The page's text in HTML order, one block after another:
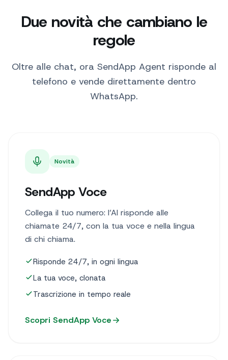
Due novità che cambiano le
regole
Oltre alle chat, ora SendApp Agent risponde al
telefono e vende direttamente dentro
WhatsApp.
Novità
SendApp Voce
Collega il tuo numero: l’AI risponde alle
chiamate 24/7, con la tua voce e nella lingua
di chi chiama.
Risponde 24/7, in ogni lingua
La tua voce, clonata
Trascrizione in tempo reale
Scopri SendApp Voce